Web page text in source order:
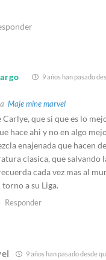
9 años han pasado
Maje mine marvel
que si que es lo
hace ahi y no en algo
enajenada que hacen
clasica, que salvando
cada vez mas al
a su Liga.
Responder
9 años han pasado desde